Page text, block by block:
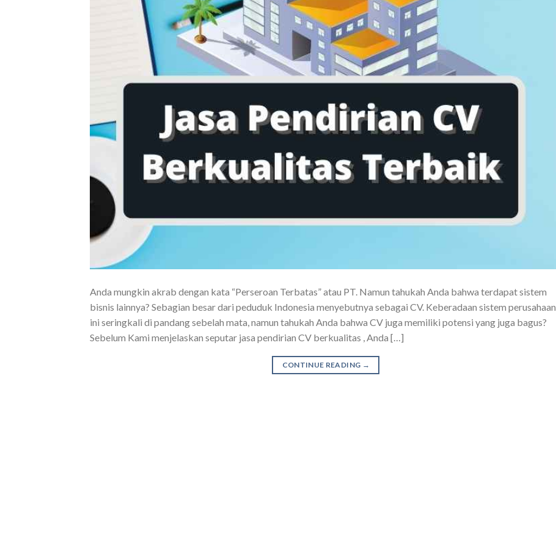
Anda mungkin akrab dengan kata “Perseroan Terbatas” atau PT. Namun tahukah Anda bahwa terdapat sistem
bisnis lainnya? Sebagian besar dari peduduk Indonesia menyebutnya sebagai CV. Keberadaan sistem perusahaan
ini seringkali di pandang sebelah mata, namun tahukah Anda bahwa CV juga memiliki potensi yang juga bagus?
Sebelum Kami menjelaskan seputar jasa pendirian CV berkualitas , Anda […]
CONTINUE READING →